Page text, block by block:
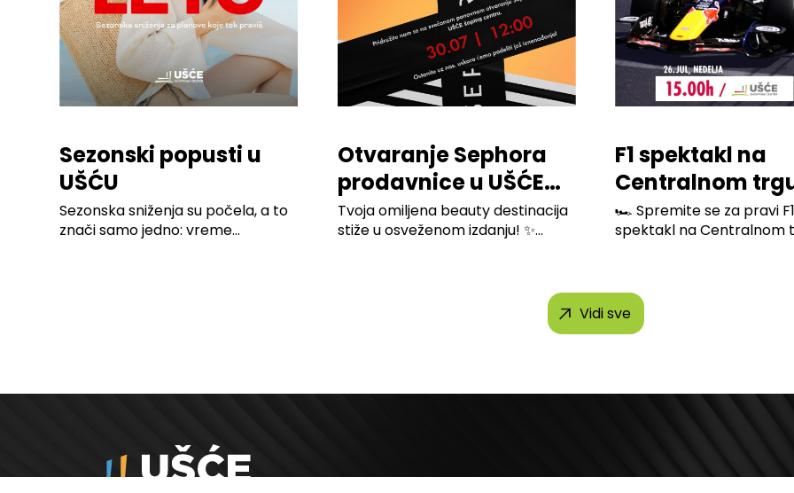
Sezonski popusti u
UŠĆU
Sezonska sniženja su počela, a to
znači samo jedno: vreme...
Otvaranje Sephora
prodavnice u UŠĆE
Shopping Centru
Tvoja omiljena beauty destinacija
stiže u osveženom izdanju! ✨
F1 spektakl na
Centralnom
Ušće Shopping
Center-a
🏎️ Spremite se za pravi
spektakl na Centralnom
Vidi sve